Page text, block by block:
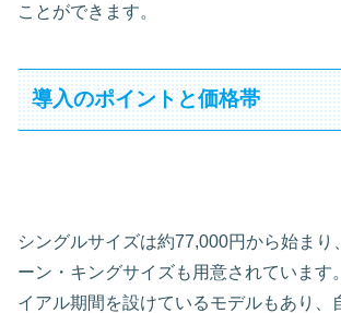
ことができます。
導入のポイントと価格帯
シングルサイズは約77,000円から始まり
ーン・キングサイズも用意されています
イアル期間を設けているモデルもあり、